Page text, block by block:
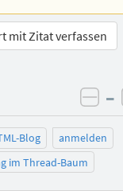
mit Zitat verfassen
–
Blog
anmelden
im Thread-Baum